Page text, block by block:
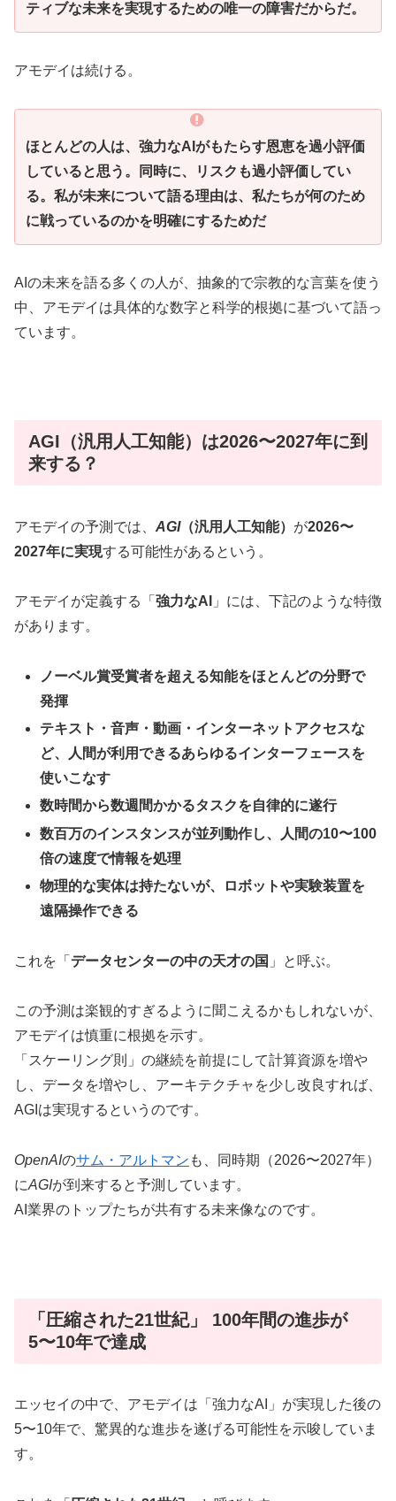
ティブな未来を実現するための唯一の障害だからだ。
アモデイは続ける。
ほとんどの人は、強力なAIがもたらす恩恵を過小評価
していると思う。同時に、リスクも過小評価してい
る。私が未来について語る理由は、私たちが何のため
に戦っているのかを明確にするためだ
AIの未来を語る多くの人が、抽象的で宗教的な言葉を使う
中、アモデイは具体的な数字と科学的根拠に基づいて語っ
ています。
AGI（汎用人工知能）は2026〜2027年に到
来する？
アモデイの予測では、 AGI（汎用人工知能） が2026〜
2027年に実現する可能性があるという。
アモデイが定義する「 強力なAI
」には、下記のような特徴
があります。
ノーベル賞受賞者を超える知能をほとんどの分野で
発揮
テキスト・音声・動画・インターネットアクセスな
ど、人間が利用できるあらゆるインターフェースを
使いこなす
数時間から数週間かかるタスクを自律的に遂行
数百万のインスタンスが並列動作し、人間の10〜100
倍の速度で情報を処理
物理的な実体は持たないが、ロボットや実験装置を
遠隔操作できる
これを「 データセンターの中の天才の国 」と呼ぶ。
この予測は楽観的すぎるように聞こえるかもしれないが、
アモデイは慎重に根拠を示す。
「スケーリング則」の継続を前提にして計算資源を増や
し、データを増やし、アーキテクチャを少し改良すれば、
AGIは実現するというのです。
OpenAIのサム・アルトマン も、同時期（2026〜2027年）
にAGIが到来すると予測しています。
AI業界のトップたちが共有する未来像なのです。
「圧縮された21世紀」 100年間の進歩が
5〜10年で達成
エッセイの中で、アモデイは「強力なAI」が実現した後の
5〜10年で、驚異的な進歩を遂げる可能性を示唆していま
す。